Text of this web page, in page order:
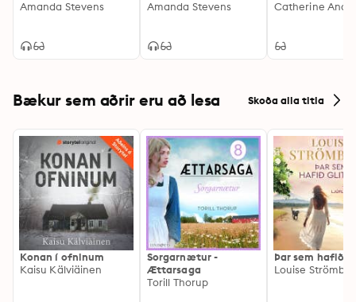
Amanda Stevens Amanda Stevens Catherine
Bækur sem aðrir eru að lesa Skoða alla titla
Konan í ofninum
Kaisu Kälviäinen
Sorgarnætur -
Ættarsaga
Torill Thorup
Þar sem hafið
Louise